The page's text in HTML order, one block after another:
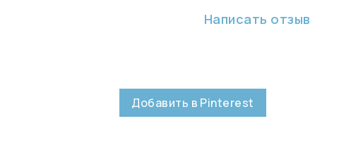
Написать отзыв
Добавить в Pinterest